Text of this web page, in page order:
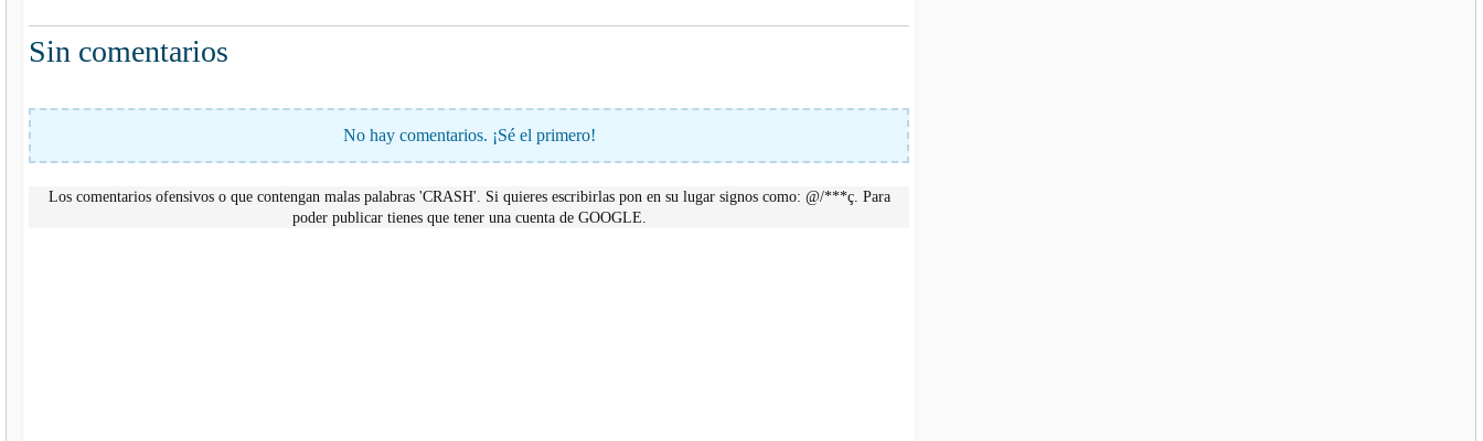
Sin comentarios
No hay comentarios. ¡Sé el primero!
Los comentarios ofensivos o que contengan malas palabras 'CRASH'. Si quieres escribirlas pon en su lugar signos como: @/***ç. Para
poder publicar tienes que tener una cuenta de GOOGLE.